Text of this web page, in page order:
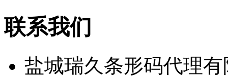
联系我们
盐城瑞久条形码代理